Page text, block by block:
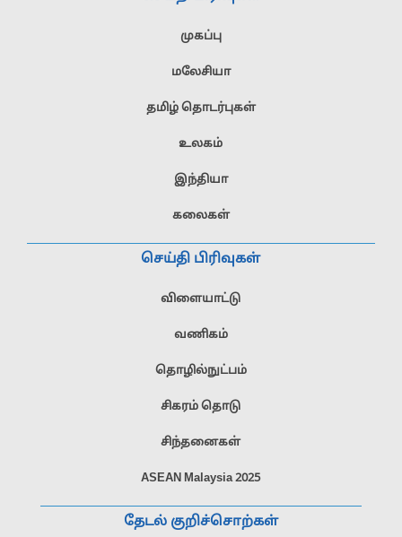
முகப்பு
மலேசியா
தமிழ் தொடர்புகள்
உலகம்
இந்தியா
கலைகள்
செய்தி பிரிவுகள்
விளையாட்டு
வணிகம்
தொழில்நுட்பம்
சிகரம் தொடு
சிந்தனைகள்
ASEAN Malaysia 2025
தேடல் குறிச்சொற்கள்